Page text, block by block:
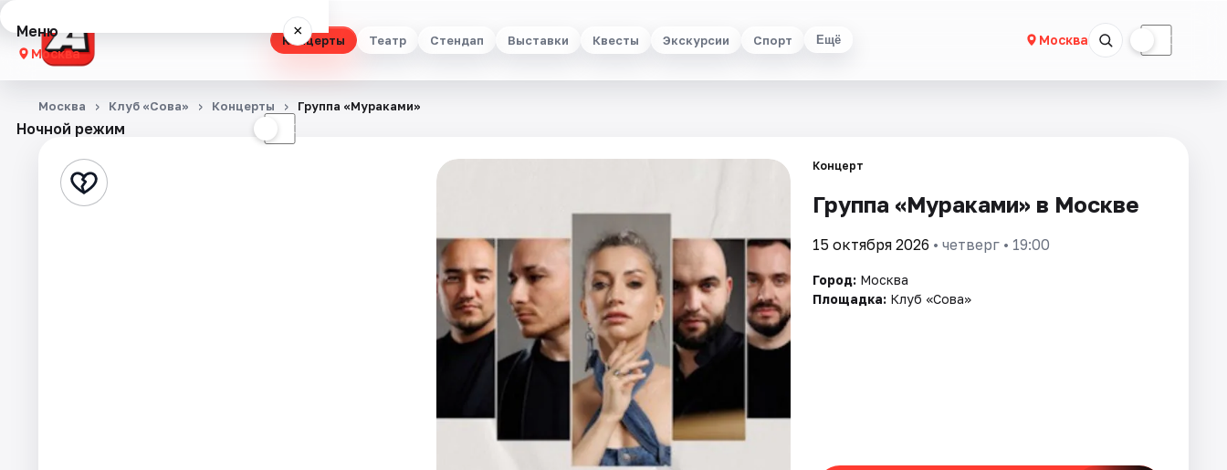
Концерты Театр Стендап Выставки Квесты Экскурсии Спорт Ещё Москва ☾
Меню ×
Москва
Концерты
Стендап
Ночной режим ☾
Москва Клуб «Сова» Концерты Группа «Мураками»
Концерт
Группа «Мураками» в Москве
15 октября 2026 • четверг • 19:00
Город: Москва
Площадка: Клуб «Сова»